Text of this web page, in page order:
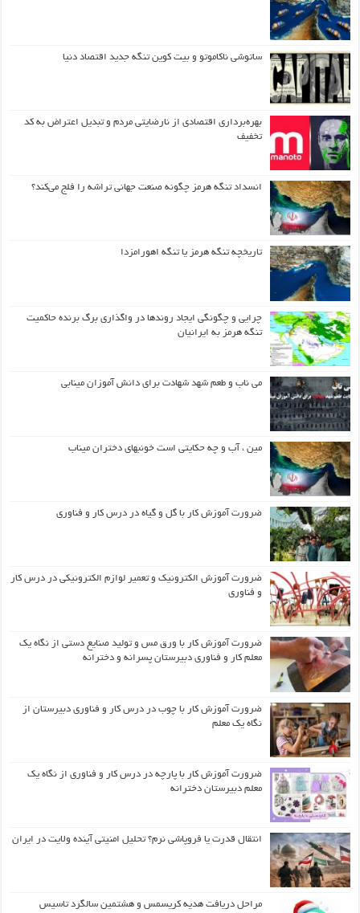
ساتوشی ناکاموتو و بیت کوین تنگه جدید اقتصاد دنیا
بهره‌برداری اقتصادی از نارضایتی مردم و تبدیل اعتراض به کد
تخفیف
انسداد تنگه هرمز چگونه صنعت جهانی تراشه را فلج می‌کند؟
تاریخچه تنگه هرمز یا تنگه اهورامزدا
چرایی و چگونگی ایجاد روندها در واگذاری برگ برنده حاکمیت
تنگه هرمز به ایرانیان
می ناب و طعم شهد شهادت برای دانش آموزان مینابی
مین ، آب و چه حکایتی است خونبهای دختران میناب
ضرورت آموزش کار با گل و گیاه در درس کار و فناوری
ضرورت آموزش الکترونیک و تعمیر لوازم الکترونیکی در درس کار
و فناوری
ضرورت آموزش کار با ورق مس و تولید صنایع دستی از نگاه یک
معلم کار و فناوری دبیرستان پسرانه و دخترانه
ضرورت آموزش کار با چوب در درس کار و فناوری دبیرستان از
نگاه یک معلم
ضرورت آموزش کار با پارچه در درس کار و فناوری از نگاه یک
معلم دبیرستان دخترانه
انتقال قدرت یا فروپاشی نرم؟ تحلیل امنیتی آینده ولایت در ایران
مراحل دریافت هدیه کریسمس و هشتمین سالگرد تاسیس